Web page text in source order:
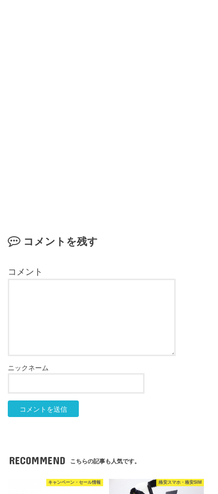
コメントを残す
RECOMMEND こちらの記事も人気です。
キャンペーン・セール情報 格安スマホ・格安SIM